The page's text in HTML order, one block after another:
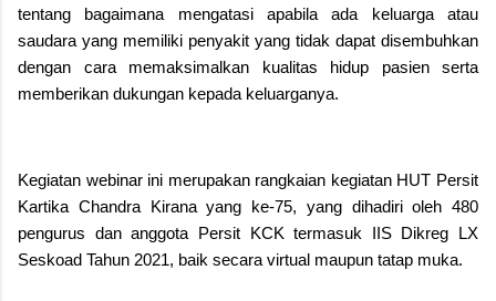
tentang bagaimana mengatasi apabila ada keluarga atau
saudara yang memiliki penyakit yang tidak dapat disembuhkan
dengan cara memaksimalkan kualitas hidup pasien serta
memberikan dukungan kepada keluarganya.
Kegiatan webinar ini merupakan rangkaian kegiatan HUT Persit
Kartika Chandra Kirana yang ke-75, yang dihadiri oleh 480
pengurus dan anggota Persit KCK termasuk IIS Dikreg LX
Seskoad Tahun 2021, baik secara virtual maupun tatap muka.